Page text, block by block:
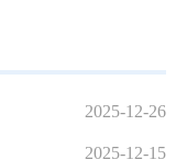
2025-12-26
2025-12-15